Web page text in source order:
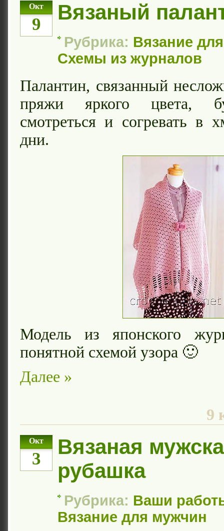
Окт
9
Вязаный
Рубрика: Вязание
Схемы из журналов
Палантин, связанный
пряжи яркого цвета,
смотреться и согревать в
дни.
Модель из японского
понятной схемой узора 🙂
Далее »
9
Окт
3
Вязаная
рубашка
Рубрика: Ваши
Вязание для мужчин